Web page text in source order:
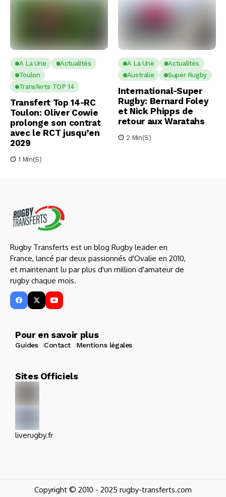
A La Une
Actualités
Toulon
Transferts TOP 14
Transfert Top 14-RC
Toulon: Oliver Cowie
prolonge son contrat
avec le RCT jusqu’en
2029
1 Min(s)
A La Une
Actualités
Australie
Super Rugby
International-Super
Rugby: Bernard Foley
et Nick Phipps de
retour aux Waratahs
2 Min(s)
Rugby Transferts est un blog Rugby leader en
France, lancé par deux passionnés d'Ovalie en 2010,
et maintenant lu par plus d'un million d'amateur de
rugby chaque mois.
Pour en savoir plus
Guides Contact Mentions légales
Sites Officiels
liverugby.fr
Copyright © 2010 - 2025 rugby-transferts.com